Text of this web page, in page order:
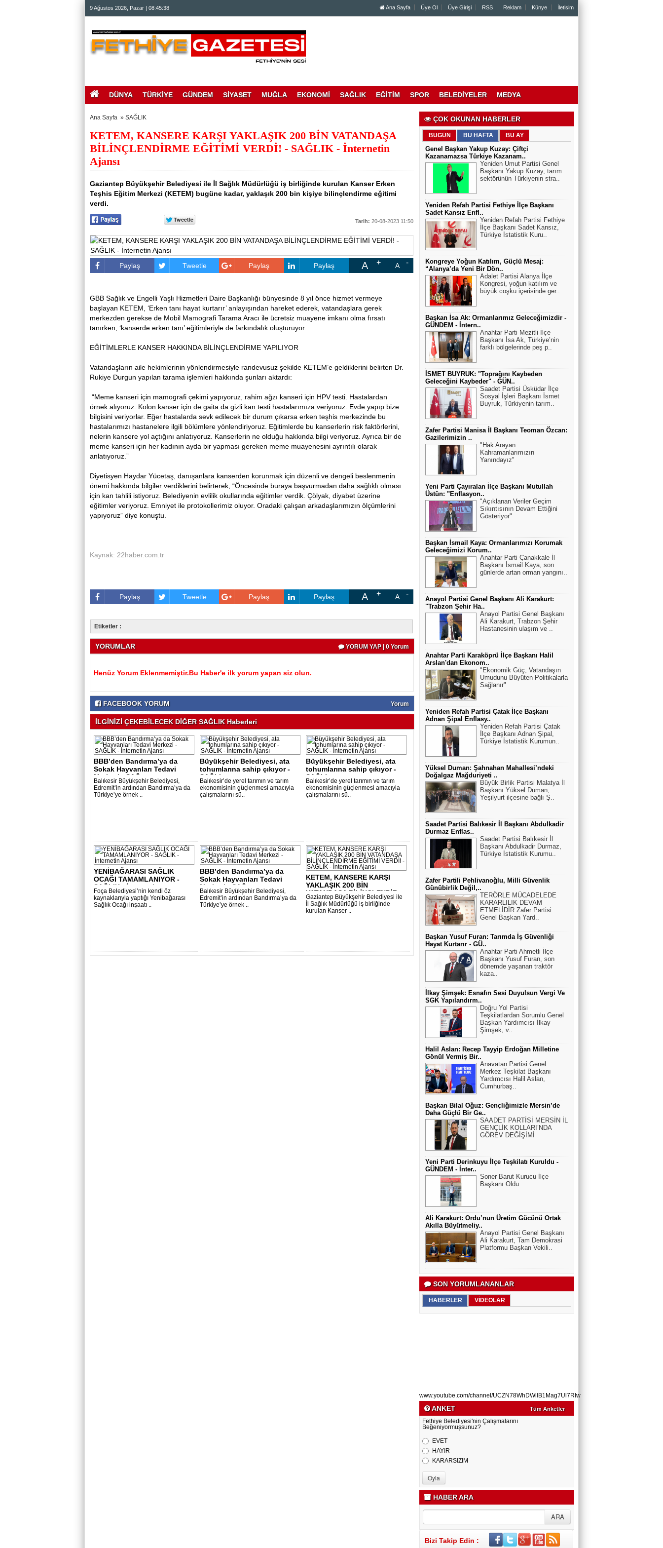
9 Ağustos 2026, Pazar | 08:45:38 Ana Sayfa Üye Ol Üye Girişi RSS Reklam Künye İletisim
DÜNYA TÜRKİYE GÜNDEM SİYASET MUĞLA EKONOMİ SAĞLIK EĞİTİM SPOR BELEDİYELER MEDYA
Ana Sayfa » SAĞLIK
KETEM, KANSERE KARŞI YAKLAŞIK 200 BİN VATANDAŞA
BİLİNÇLENDİRME EĞİTİMİ VERDİ! - SAĞLIK - İnternetin
Ajansı
Gaziantep Büyükşehir Belediyesi ile İl Sağlık Müdürlüğü iş birliğinde kurulan Kanser Erken
Teşhis Eğitim Merkezi (KETEM) bugüne kadar, yaklaşık 200 bin kişiye bilinçlendirme eğitimi
verdi.
Tarih: 20-08-2023 11:50
Paylaş Tweetle Paylaş Paylaş A A
GBB Sağlık ve Engelli Yaşlı Hizmetleri Daire Başkanlığı bünyesinde 8 yıl önce hizmet vermeye
başlayan KETEM, ‘Erken tanı hayat kurtarır’ anlayışından hareket ederek, vatandaşlara gerek
merkezden gerekse de Mobil Mamografi Tarama Aracı ile ücretsiz muayene imkanı olma fırsatı
tanırken, ‘kanserde erken tanı’ eğitimleriyle de farkındalık oluşturuyor.
EĞİTİMLERLE KANSER HAKKINDA BİLİNÇLENDİRME YAPILIYOR
Vatandaşların aile hekimlerinin yönlendirmesiyle randevusuz şekilde KETEM’e geldiklerini belirten Dr.
Rukiye Durgun yapılan tarama işlemleri hakkında şunları aktardı:
“Meme kanseri için mamografi çekimi yapıyoruz, rahim ağzı kanseri için HPV testi. Hastalardan
örnek alıyoruz. Kolon kanser için de gaita da gizli kan testi hastalarımıza veriyoruz. Evde yapıp bize
bilgisini veriyorlar. Eğer hastalarda sevk edilecek bir durum çıkarsa erken teşhis merkezinde bu
hastalarımızı hastanelere ilgili bölümlere yönlendiriyoruz. Eğitimlerde bu kanserlerin risk faktörlerini,
nelerin kansere yol açtığını anlatıyoruz. Kanserlerin ne olduğu hakkında bilgi veriyoruz. Ayrıca bir de
meme kanseri için her kadının ayda bir yapması gereken meme muayenesini ayrıntılı olarak
anlatıyoruz.”
Diyetisyen Haydar Yücetaş, danışanlara kanserden korunmak için düzenli ve dengeli beslenmenin
önemi hakkında bilgiler verdiklerini belirterek, “Öncesinde buraya başvurmadan daha sağlıklı olması
için kan tahlili istiyoruz. Belediyenin evlilik okullarında eğitimler verdik. Çölyak, diyabet üzerine
eğitimler veriyoruz. Emniyet ile protokollerimiz oluyor. Oradaki çalışan arkadaşlarımızın ölçümlerini
yapıyoruz” diye konuştu.
Kaynak: 22haber.com.tr
Paylaş Tweetle Paylaş Paylaş A A
Etiketler :
YORUMLAR YORUM YAP | 0 Yorum
Henüz Yorum Eklenmemiştir.Bu Haber'e ilk yorum yapan siz olun.
FACEBOOK YORUM Yorum
İLGİNİZİ ÇEKEBİLECEK DİĞER SAĞLIK Haberleri
BBB’den Bandırma’ya da
Sokak Hayvanları Tedavi
Merkezi - SAĞ..
Balıkesir Büyükşehir Belediyesi,
Edremit’in ardından Bandırma’ya da
Türkiye’ye örnek ..
Büyükşehir Belediyesi, ata
tohumlarına sahip çıkıyor -
SAĞLI..
Balıkesir’de yerel tarımın ve tarım
ekonomisinin güçlenmesi amacıyla
çalışmalarını sü..
Büyükşehir Belediyesi, ata
tohumlarına sahip çıkıyor -
SAĞLI..
Balıkesir’de yerel tarımın ve tarım
ekonomisinin güçlenmesi amacıyla
çalışmalarını sü..
YENİBAĞARASI SAĞLIK
OCAĞI TAMAMLANIYOR -
SAĞLIK - İnternetin..
Foça Belediyesi’nin kendi öz
kaynaklarıyla yaptığı Yenibağarası
Sağlık Ocağı inşaatı ..
BBB’den Bandırma’ya da
Sokak Hayvanları Tedavi
Merkezi - SAĞ..
Balıkesir Büyükşehir Belediyesi,
Edremit’in ardından Bandırma’ya da
Türkiye’ye örnek ..
KETEM, KANSERE KARŞI
YAKLAŞIK 200 BİN
VATANDAŞA BİLİNÇLENDİR..
Gaziantep Büyükşehir Belediyesi ile
İl Sağlık Müdürlüğü iş birliğinde
kurulan Kanser ..
ÇOK OKUNAN HABERLER
BUGÜN BU HAFTA BU AY
Genel Başkan Yakup Kuzay: Çiftçi
Kazanamazsa Türkiye Kazanam..
Yeniden Umut Partisi Genel
Başkanı Yakup Kuzay, tarım
sektörünün Türkiyenin stra..
Yeniden Refah Partisi Fethiye İlçe Başkanı
Sadet Kansız Enfl..
Yeniden Refah Partisi Fethiye
İlçe Başkanı Sadet Kansız,
Türkiye İstatistik Kuru..
Kongreye Yoğun Katılım, Güçlü Mesaj:
“Alanya’da Yeni Bir Dön..
Adalet Partisi Alanya İlçe
Kongresi, yoğun katılım ve
büyük coşku içerisinde ger..
Başkan İsa Ak: Ormanlarımız Geleceğimizdir -
GÜNDEM - İntern..
Anahtar Parti Mezitli İlçe
Başkanı İsa Ak, Türkiye’nin
farklı bölgelerinde peş p..
İSMET BUYRUK: "Toprağını Kaybeden
Geleceğini Kaybeder" - GÜN..
Saadet Partisi Üsküdar İlçe
Sosyal İşleri Başkanı İsmet
Buyruk, Türkiyenin tarım..
Zafer Partisi Manisa İl Başkanı Teoman Özcan:
Gazilerimizin ..
"Hak Arayan
Kahramanlarımızın
Yanındayız"
Yeni Parti Çayıralan İlçe Başkanı Mutullah
Üstün: "Enflasyon..
"Açıklanan Veriler Geçim
Sıkıntısının Devam Ettiğini
Gösteriyor"
Başkan İsmail Kaya: Ormanlarımızı Korumak
Geleceğimizi Korum..
Anahtar Parti Çanakkale İl
Başkanı İsmail Kaya, son
günlerde artan orman yangını..
Anayol Partisi Genel Başkanı Ali Karakurt:
"Trabzon Şehir Ha..
Anayol Partisi Genel Başkanı
Ali Karakurt, Trabzon Şehir
Hastanesinin ulaşım ve ..
Anahtar Parti Karaköprü İlçe Başkanı Halil
Arslan'dan Ekonom..
"Ekonomik Güç, Vatandaşın
Umudunu Büyüten Politikalarla
Sağlanır"
Yeniden Refah Partisi Çatak İlçe Başkanı
Adnan Şipal Enflasy..
Yeniden Refah Partisi Çatak
İlçe Başkanı Adnan Şipal,
Türkiye İstatistik Kurumun..
Yüksel Duman: Şahnahan Mahallesi’ndeki
Doğalgaz Mağduriyeti ..
Büyük Birlik Partisi Malatya İl
Başkanı Yüksel Duman,
Yeşilyurt ilçesine bağlı Ş..
Saadet Partisi Balıkesir İl Başkanı Abdulkadir
Durmaz Enflas..
Saadet Partisi Balıkesir İl
Başkanı Abdulkadir Durmaz,
Türkiye İstatistik Kurumu..
Zafer Partili Pehlivanoğlu, Milli Güvenlik
Günübirlik Değil,..
TERÖRLE MÜCADELEDE
KARARLILIK DEVAM
ETMELİDİR Zafer Partisi
Genel Başkan Yard..
Başkan Yusuf Furan: Tarımda İş Güvenliği
Hayat Kurtarır - GÜ..
Anahtar Parti Ahmetli İlçe
Başkanı Yusuf Furan, son
dönemde yaşanan traktör
kaza..
İlkay Şimşek: Esnafın Sesi Duyulsun Vergi Ve
SGK Yapılandırm..
Doğru Yol Partisi
Teşkilatlardan Sorumlu Genel
Başkan Yardımcısı İlkay
Şimşek, v..
Halil Aslan: Recep Tayyip Erdoğan Milletine
Gönül Vermiş Bir..
Anavatan Partisi Genel
Merkez Teşkilat Başkanı
Yardımcısı Halil Aslan,
Cumhurbaş..
Başkan Bilal Oğuz: Gençliğimizle Mersin’de
Daha Güçlü Bir Ge..
SAADET PARTİSİ MERSİN İL
GENÇLİK KOLLARI’NDA
GÖREV DEĞİŞİMİ
Yeni Parti Derinkuyu İlçe Teşkilatı Kuruldu -
GÜNDEM - İnter..
Soner Barut Kurucu İlçe
Başkanı Oldu
Ali Karakurt: Ordu’nun Üretim Gücünü Ortak
Akılla Büyütmeliy..
Anayol Partisi Genel Başkanı
Ali Karakurt, Tam Demokrasi
Platformu Başkan Vekili..
SON YORUMLANANLAR
HABERLER VİDEOLAR
www.youtube.com/channel/UCZN78WhDWllB1Mag7Ul7RIw
ANKET Tüm Anketler
Fethiye Belediyesi'nin Çalışmalarını
Beğeniyormuşsunuz?
EVET
HAYIR
KARARSIZIM
HABER ARA
Bizi Takip Edin :